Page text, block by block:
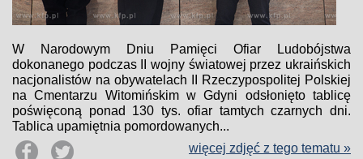
W Narodowym Dniu Pamięci Ofiar Ludobójstwa
dokonanego podczas II wojny światowej przez ukraińskich
nacjonalistów na obywatelach II Rzeczypospolitej Polskiej
na Cmentarzu Witomińskim w Gdyni odsłonięto tablicę
poświęconą ponad 130 tys. ofiar tamtych czarnych dni.
Tablica upamiętnia pomordowanych...
więcej zdjęć z tego tematu »